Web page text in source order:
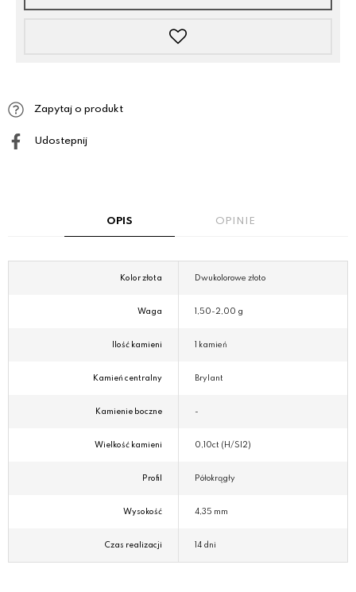
Zapytaj o produkt
Udostepnij
OPIS OPINIE
Kolor złota Dwukolorowe złoto
Waga 1,50-2,00 g
Ilość kamieni 1 kamień
Kamień centralny Brylant
Kamienie boczne -
Wielkość kamieni 0,10ct (H/SI2)
Profil Półokrągły
Wysokość 4,35 mm
Czas realizacji 14 dni